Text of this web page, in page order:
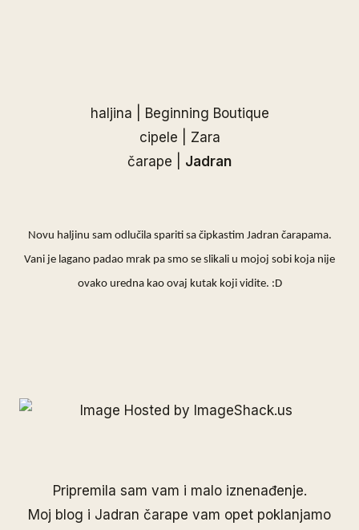
haljina | Beginning Boutique
cipele | Zara
čarape | Jadran
Novu haljinu sam odlučila spariti sa čipkastim Jadran čarapama.
Vani je lagano padao mrak pa smo se slikali u mojoj sobi koja nije
ovako uredna kao ovaj kutak koji vidite. :D
Pripremila sam vam i malo iznenađenje.
Moj blog i Jadran čarape vam opet poklanjamo